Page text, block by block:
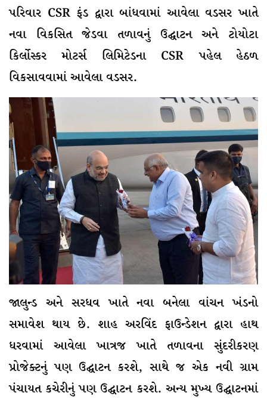
પરિવાર CSR ફંડ દ્વારા બાંધવામાં આવેલા વડસર ખાતે
નવા વિકસિત જેડવા તળાવનું ઉદ્ઘાટન અને ટોયોટા
કિર્લોસ્કર મોટર્સ લિમિટેડના CSR પહેલ હેઠળ
વિકસાવવામાં આવેલા વડસર.
જાલુન્ડ અને સરધવ ખાતે નવા બનેલા વાંચન ખંડનો
સમાવેશ થાય છે. શાહ અરવિંદ ફાઉન્ડેશન દ્વારા હાથ
ધરવામાં આવેલા ખાત્રજ ખાતે તળાવના સુંદરીકરણ
પ્રોજેક્ટનું પણ ઉદ્ઘાટન કરશે, સાથે જ એક નવી ગ્રામ
પંચાયત કચેરીનું પણ ઉદ્ઘાટન કરશે. અન્ય મુખ્ય ઉદ્ઘાટનમાં